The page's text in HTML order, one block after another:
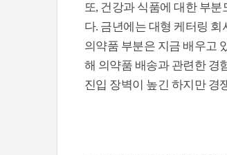
또, 건강과 식품에 대한 부
다. 금년에는 대형 케터링
의약품 부분은 지금 배우고
해 의약품 배송과 관련한 경
진입 장벽이 높긴 하지만 경